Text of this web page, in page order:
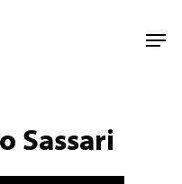
Sassari